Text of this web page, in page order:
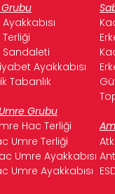
Ayakkabısı
Tabanlık
Grubu
Hac Terliği
Umre Terliği
Umre Ayakkabısı
Umre Ayakkabısı